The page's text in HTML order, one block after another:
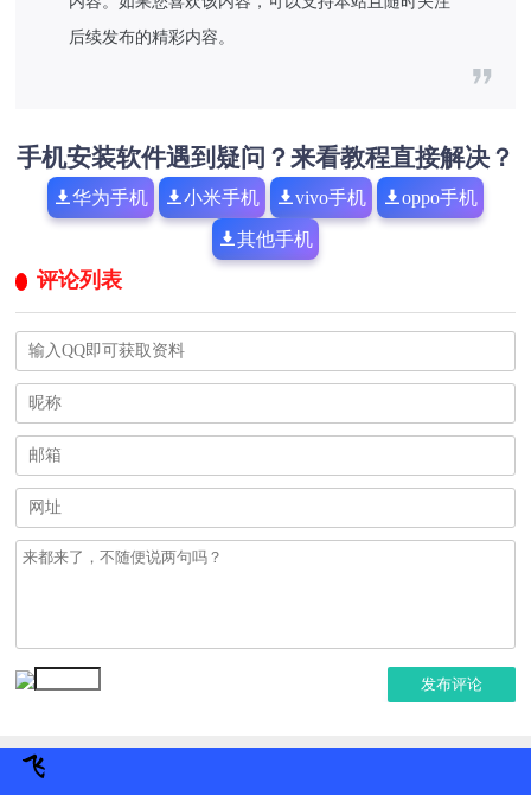
后续发布的精彩内容。
手机安装软件遇到疑问？来看教程直接解决？
华为手机 小米手机 vivo手机 oppo手机
其他手机
评论列表
发布评论